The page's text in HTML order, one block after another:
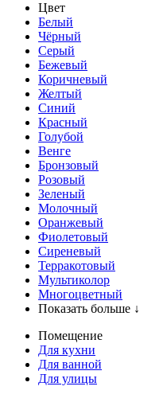
Цвет
Белый
Чёрный
Серый
Бежевый
Коричневый
Желтый
Синий
Красный
Голубой
Венге
Бронзовый
Розовый
Зеленый
Молочный
Оранжевый
Фиолетовый
Сиреневый
Терракотовый
Мультиколор
Многоцветный
Показать больше ↓
Помещение
Для кухни
Для ванной
Для улицы